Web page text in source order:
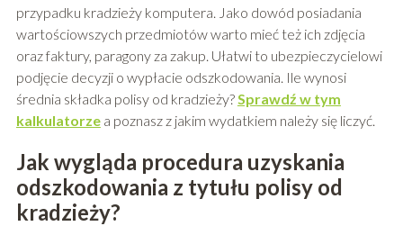
przypadku kradzieży komputera. Jako dowód posiadania
wartościowszych przedmiotów warto mieć też ich zdjęcia
oraz faktury, paragony za zakup. Ułatwi to ubezpieczycielowi
podjęcie decyzji o wypłacie odszkodowania. Ile wynosi
średnia składka polisy od kradzieży? Sprawdź w tym
kalkulatorzea poznasz z jakim wydatkiem należy się liczyć.
Jak wygląda procedura uzyskania
odszkodowania z tytułu polisy od
kradzieży?